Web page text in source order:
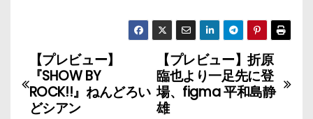
投
稿
【プレビュー】折原
臨也より一足先に登
場、figma 平和島静
雄
【プレビュー】
『SHOW BY
ROCK!!』ねんどろい
どシアン